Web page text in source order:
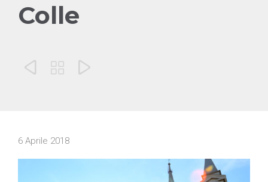
Colle
  
6 Aprile 2018